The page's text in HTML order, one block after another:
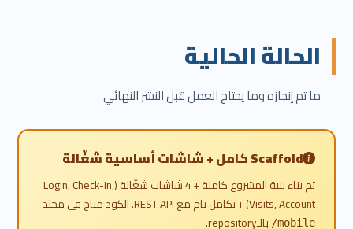
الحالة الحالية
ما تم إنجازه وما يحتاج العمل قبل النشر النهائي
Scaffold كامل + شاشات أساسية شغّالة
تم بناء بنية المشروع كاملة + 4 شاشات شغّالة (Login, Check-in,
Visits, Account) + تكامل تام مع REST API. الكود متاح في مجلد
mobile/
بالـrepository.